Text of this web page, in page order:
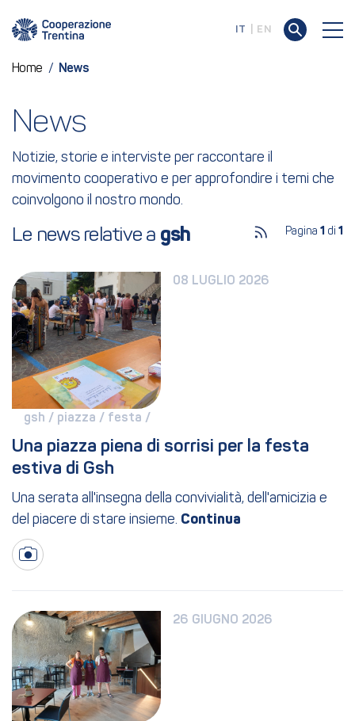
IT EN
Home / News
News
Notizie, storie e interviste per raccontare il
movimento cooperativo e per approfondire i temi che
coinvolgono il nostro mondo.
Le news relative a gsh Pagina 1 di 1
08 LUGLIO 2026
gsh / piazza / festa /
Una piazza piena di sorrisi per la festa
estiva di Gsh
Una serata all'insegna della convivialità, dell'amicizia e
del piacere di stare insieme.
26 GIUGNO 2026